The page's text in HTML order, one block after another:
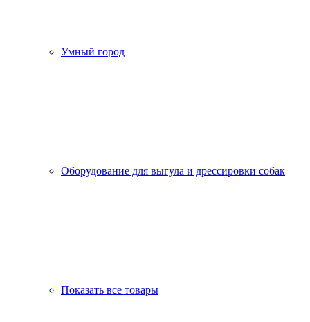
Умный город
Оборудование для выгула и дрессировки собак
Показать все товары